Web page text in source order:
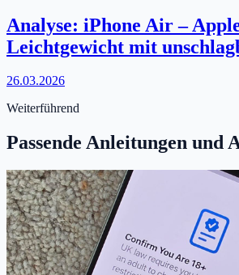
Analyse: iPhone Air –
Leichtgewicht mit
26.03.2026
Weiterführend
Passende Anleitungen und